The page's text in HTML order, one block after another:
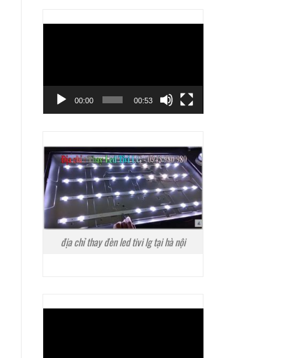
00:00 00:53
địa chỉ thay đèn led tivi lg tại hà nội